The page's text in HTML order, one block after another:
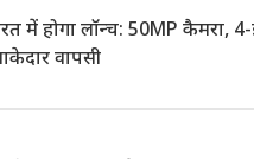
होगा लॉन्च: 50MP कैमरा,
वापसी